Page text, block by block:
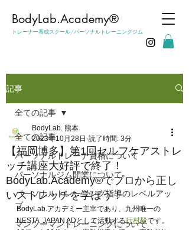
​BodyLab.Academy®︎
トレーナー養成スクール/パーソナルトレーニングジム
記事
全ての記事
パーソナルトレーナ資格について
パーソナルジム開業について
パーソナルトレーニング指導のレベルアッ
プ
マンツーマントレーニングについて
全ての記事
【福岡博多】第1回セルフケアストレ
ッチ講座大好評で終了！
BodyLab.Academy®︎でプロから正し
いストレッチを学ぼう！
BodyLab. 熊本
2023年10月28日 読了時間: 3分
BodyLab.アカデミー主宰であり、九州唯一の
NESTA  JAPAN ADとして活動する行村毅です。